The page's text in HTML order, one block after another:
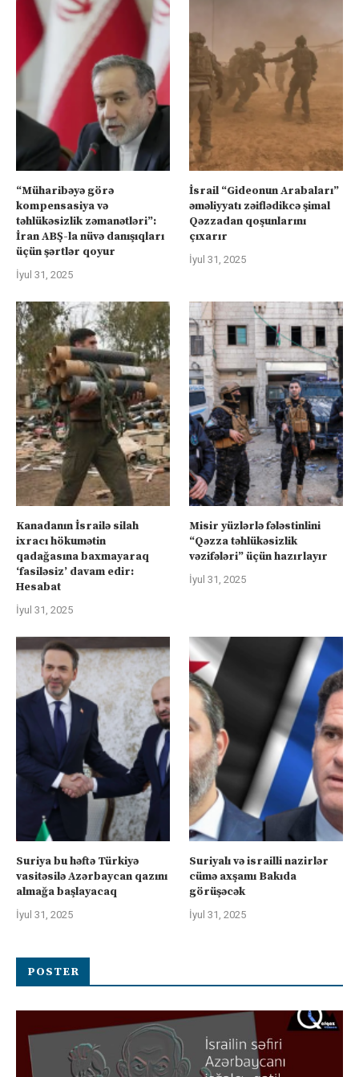
“Müharibəyə görə
kompensasiya və
təhlükəsizlik zəmanətləri”:
İran ABŞ-la nüvə danışıqları
üçün şərtlər qoyur
İyul 31, 2025
İsrail “Gideonun Arabaları”
əməliyyatı zəiflədikcə şimal
Qəzzadan qoşunlarını
çıxarır
İyul 31, 2025
Kanadanın İsrailə silah
ixracı hökumətin
qadağasına baxmayaraq
‘fasiləsiz’ davam edir:
Hesabat
İyul 31, 2025
Misir yüzlərlə fələstinlini
“Qəzza təhlükəsizlik
vəzifələri” üçün hazırlayır
İyul 31, 2025
Suriya bu həftə Türkiyə
vasitəsilə Azərbaycan qazını
almağa başlayacaq
İyul 31, 2025
Suriyalı və israilli nazirlər
cümə axşamı Bakıda
görüşəcək
İyul 31, 2025
POSTER